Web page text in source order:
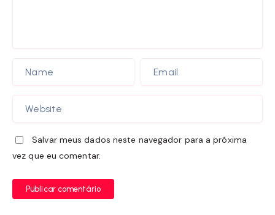
Salvar meus dados neste navegador para a próxima
vez que eu comentar.
Publicar comentário